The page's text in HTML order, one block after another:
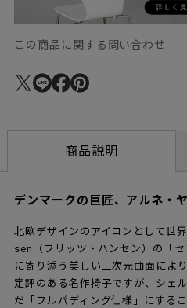
この商品に関する問い合わせ
商品説明
デンマークの巨匠、アルネ・
北欧デザインのアイコンとして世
sen（フリッツ・ハンセン）の「
に寄り添う美しい三次元曲面によ
定評のある名作椅子ですが、シェ
だ「フルパディング仕様」にする